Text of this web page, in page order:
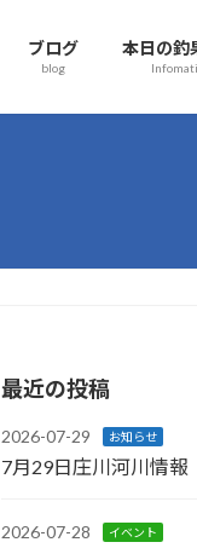
ブログ
blog
本日の釣
最近の投稿
2026-07-29 お知らせ
7月29日庄川河川情報
2026-07-28 イベント